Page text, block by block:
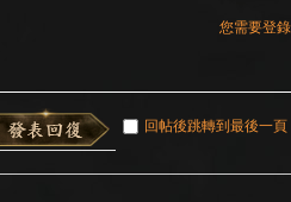
您需要登
回帖後跳轉到最後一頁